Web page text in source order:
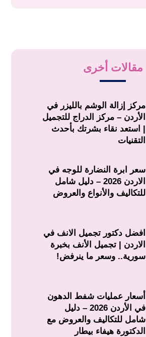
مقالات أخرى
مركز إزالة الوشم بالليزر في
الأردن – مركز الدراج للتجميل
| استعد نقاء بشرتك بأحدث
التقنيات
سعر ابرة النضارة للوجه في
الاردن 2026 – دليل شامل
للتكاليف والأنواع والعروض
افضل دكتور تجميل الانف في
الاردن | تجميل الأنف بخبرة
سورية.. وسعر ما ينرفض!
أسعار عمليات شفط الدهون
في الأردن 2026 – دليل
شامل للتكاليف والعروض مع
الدكتورة هيفاء بيطار